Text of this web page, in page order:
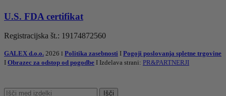
U.S. FDA certifikat
Registracijska št.: 19174872560
GALEX d.o.o. 2026 I Politika zasebnosti I Pogoji poslovanja spletne trgovine
I Obrazec za odstop od pogodbe I Izdelava strani: PR&PARTNERJI
Išči